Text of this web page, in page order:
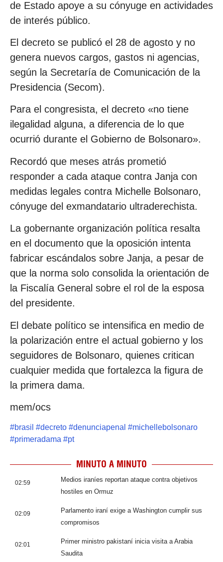
de Estado apoye a su cónyuge en actividades
de interés público.
El decreto se publicó el 28 de agosto y no
genera nuevos cargos, gastos ni agencias,
según la Secretaría de Comunicación de la
Presidencia (Secom).
Para el congresista, el decreto «no tiene
ilegalidad alguna, a diferencia de lo que
ocurrió durante el Gobierno de Bolsonaro».
Recordó que meses atrás prometió
responder a cada ataque contra Janja con
medidas legales contra Michelle Bolsonaro,
cónyuge del exmandatario ultraderechista.
La gobernante organización política resalta
en el documento que la oposición intenta
fabricar escándalos sobre Janja, a pesar de
que la norma solo consolida la orientación de
la Fiscalía General sobre el rol de la esposa
del presidente.
El debate político se intensifica en medio de
la polarización entre el actual gobierno y los
seguidores de Bolsonaro, quienes critican
cualquier medida que fortalezca la figura de
la primera dama.
mem/ocs
#brasil #decreto #denunciapenal #michellebolsonaro
#primeradama #pt
MINUTO A MINUTO
02:59
Medios iraníes reportan ataque contra objetivos
hostiles en Ormuz
02:09
Parlamento iraní exige a Washington cumplir sus
compromisos
02:01
Primer ministro pakistaní inicia visita a Arabia
Saudita